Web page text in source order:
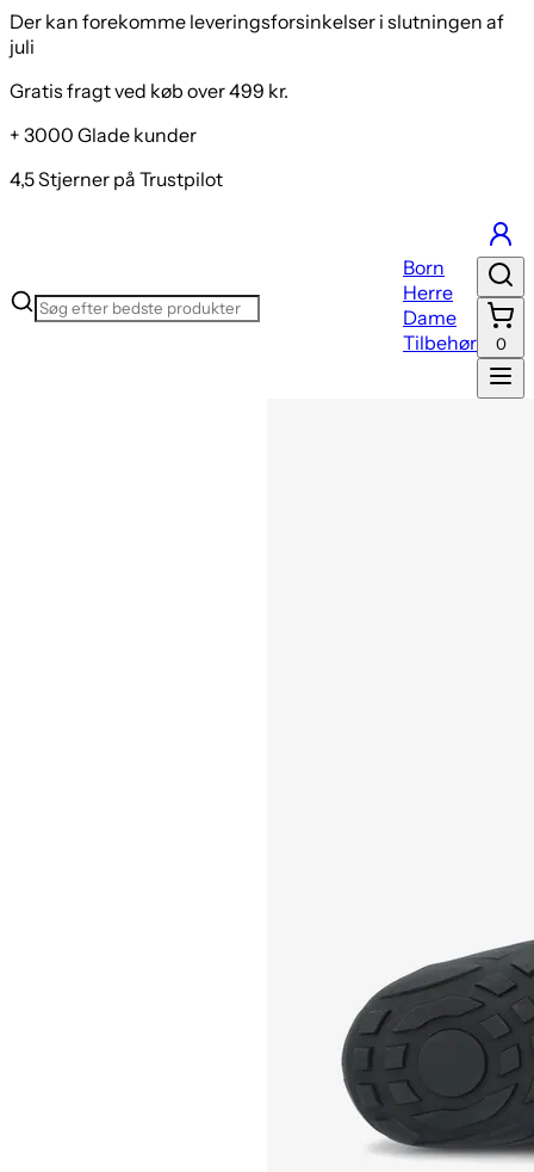
Der kan forekomme leveringsforsinkelser i slutningen af
juli
Gratis fragt ved køb over 499 kr.
+ 3000 Glade kunder
4,5 Stjerner på Trustpilot
Born
Herre
Dame
Tilbehør
0